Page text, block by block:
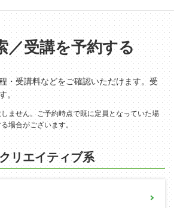
／受講を予約する
・受講料などをご確認いただけます。受
。
ません。ご予約時点で既に定員となっていた場
場合がございます。
リエイティブ系